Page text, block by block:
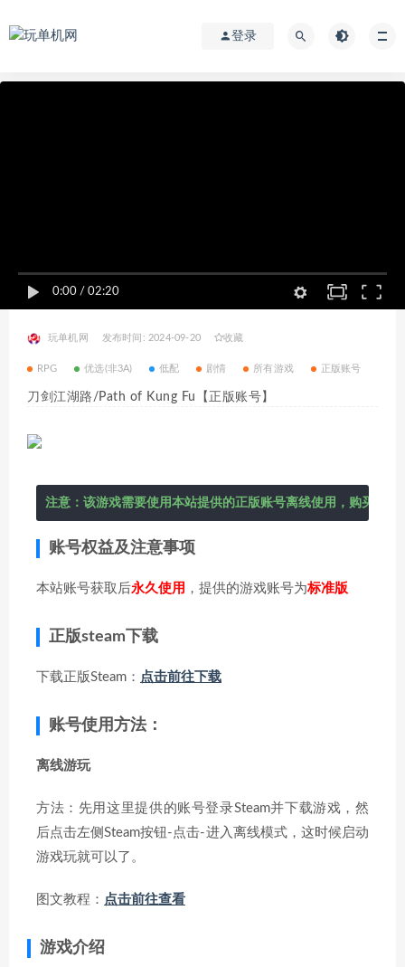
登录
0:00 / 02:20
玩单机网 发布时间: 2024-09-20 收藏
RPG 优选(非3A) 低配 剧情 所有游戏 正版账号
刀剑江湖路/Path of Kung Fu【正版账号】
注意：该游戏需要使用本站提供的正版账号离线使用，购买后
账号权益及注意事项
本站账号获取后永久使用 ，提供的游戏账号为标准版
正版steam下载
下载正版Steam： 点击前往下载
账号使用方法：
离线游玩
方法：先用这里提供的账号登录Steam并下载游戏，然
后点击左侧Steam按钮-点击-进入离线模式，这时候启动
游戏玩就可以了。
图文教程： 点击前往查看
游戏介绍